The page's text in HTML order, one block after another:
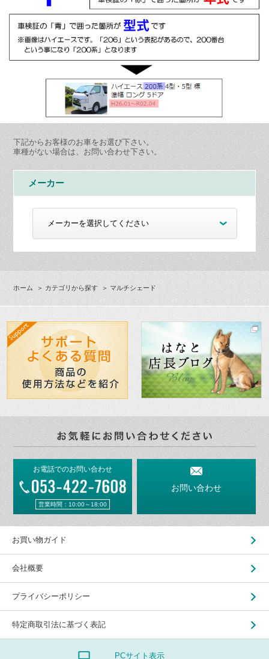
下記からお客様のお車をお選び下さい。
車種がない場合は、お問い合わせ下さい。
メーカー
ホーム ＞ カテゴリから探す ＞ マルチシェード
お電話でのお問い合わせ
営業時間：10:00～18:00
お問い合わせ
お買い物ガイド
会社概要
プライバシーポリシー
特定商取引法に基づく表記
PCサイト表示